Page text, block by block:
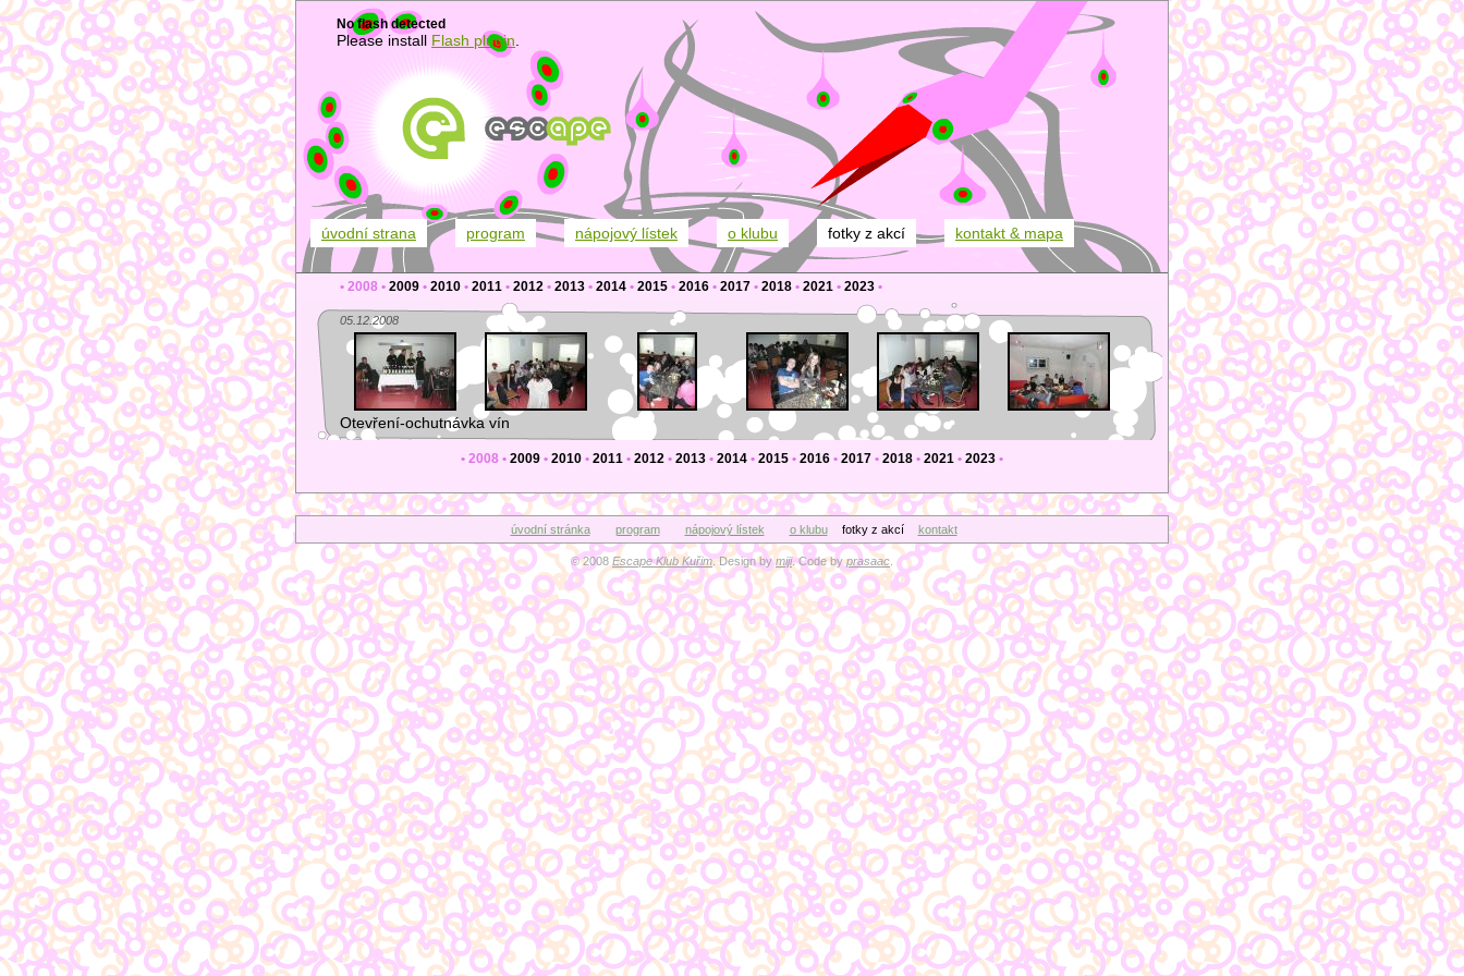
No flash detected
Please install Flash plugin
úvodní strana program nápojový lístek o klubu fotky z akcí kontakt & mapa
• 2008 • 2009 • 2010 • 2011 • 2012 • 2013 • 2014 • 2015 • 2016 • 2017 • 2018 • 2021 • 2023 •
05.12.2008
Otevření-ochutnávka vín
• 2008 • 2009 • 2010 • 2011 • 2012 • 2013 • 2014 • 2015 • 2016 • 2017 • 2018 • 2021 • 2023 •
úvodní stránka program nápojový lístek o klubu fotky z akcí kontakt
© 2008 Escape Klub Kuřim. Design bymiji. Code byprasaac